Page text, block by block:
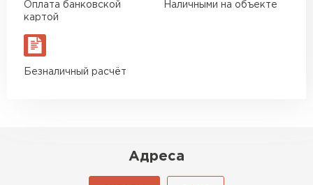
Оплата банковской
картой
Наличными на объекте
Безналичный расчёт
Адреса